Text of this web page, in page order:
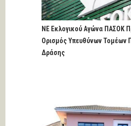
ΝΕ Εκλογικού Αγώνα ΠΑΣΟΚ
Ορισμός Υπευθύνων Τομέων
Δράσης